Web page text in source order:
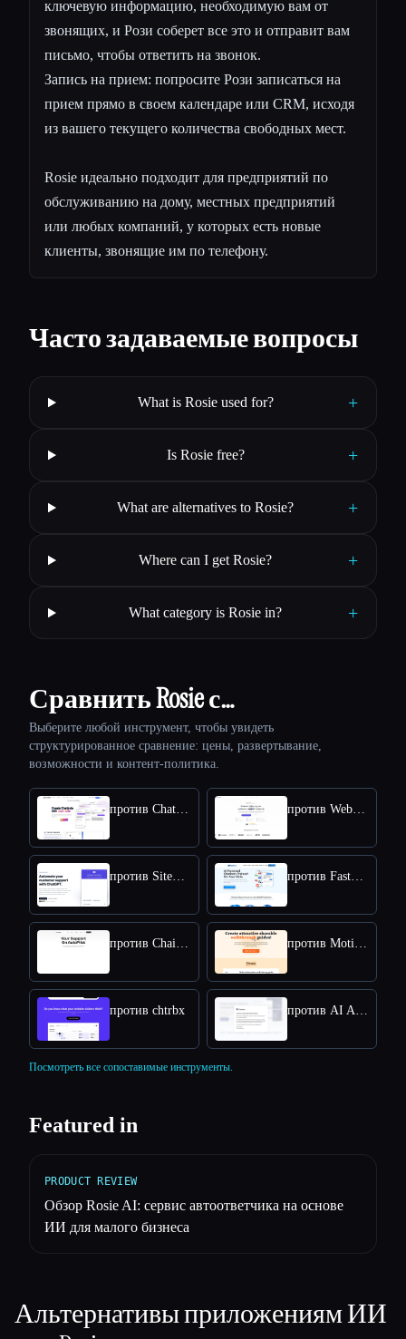
ключевую информацию, необходимую вам от
звонящих, и Рози соберет все это и отправит вам
письмо, чтобы ответить на звонок.
Запись на прием: попросите Рози записаться на
прием прямо в своем календаре или CRM, исходя
из вашего текущего количества свободных мест.
Rosie идеально подходит для предприятий по
обслуживанию на дому, местных предприятий
или любых компаний, у которых есть новые
клиенты, звонящие им по телефону.
Часто задаваемые вопросы
What is Rosie used for? +
Is Rosie free? +
What are alternatives to Rosie? +
Where can I get Rosie? +
What category is Rosie in? +
Сравнить Rosie с…
Выберите любой инструмент, чтобы увидеть
структурированное сравнение: цены, развертывание,
возможности и контент-политика.
против Chat Data против Webbotify
против SiteSpeakAI против FastBots.ai
против Chaindesk против MotionShot
против chtrbx против AI Answers by Cohere
Посмотреть все сопоставимые инструменты.
Featured in
PRODUCT REVIEW
Обзор Rosie AI: сервис автоответчика на основе
ИИ для малого бизнеса
Альтернативы приложениям ИИ